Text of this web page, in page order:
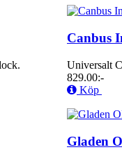
Canbus
Universalt
829.00:-
Köp
Gladen